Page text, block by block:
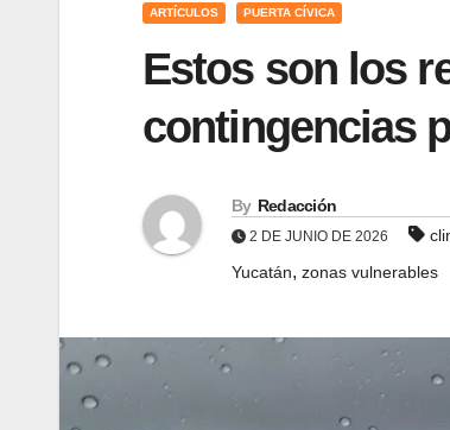
ARTÍCULOS PUERTA CÍVICA
Estos son los
contingencias
By Redacción
2 DE JUNIO DE 2026
Yucatán, zonas vulnerables